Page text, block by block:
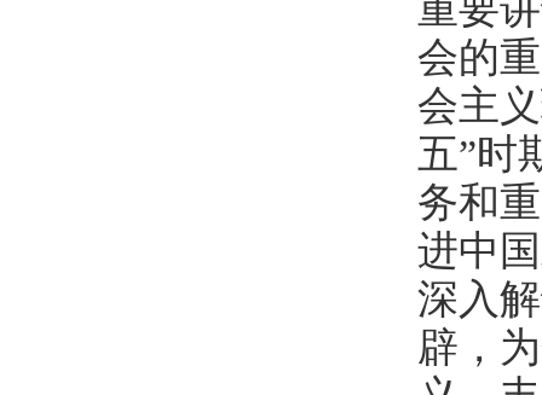
重要
会的
会主
五”时
务和
进中
深入
辟，